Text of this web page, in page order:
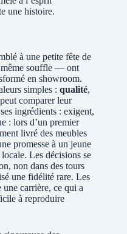
une histoire.
à une petite fête de
souffle — ont
en showroom.
simples : qualité,
comparer leur
ingrédients : exigent,
: lors d’un premier
livré des meubles
promesse à un jeune
Les décisions se
non dans des tours
une fidélité rare. Les
carrière, ce qui a
à reproduire